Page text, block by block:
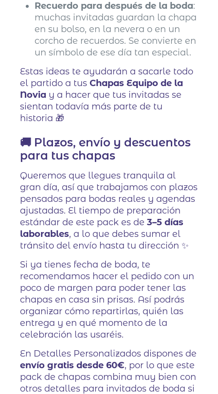
Recuerdo para después de la boda:
muchas invitadas guardan la chapa
en su bolso, en la nevera o en un
corcho de recuerdos. Se convierte en
un símbolo de ese día tan especial.
Estas ideas te ayudarán a sacarle todo
el partido a tusChapas Equipo de la
Novia y a hacer que tus invitadas se
sientan todavía más parte de tu
historia 🎁
🚚 Plazos, envío y descuentos
para tus chapas
Queremos que llegues tranquila al
gran día, así que trabajamos con plazos
pensados para bodas reales y agendas
ajustadas. El tiempo de preparación
estándar de este pack es de3–5 días
laborables, a lo que debes sumar el
tránsito del envío hasta tu dirección ✨
Si ya tienes fecha de boda, te
recomendamos hacer el pedido con un
poco de margen para poder tener las
chapas en casa sin prisas. Así podrás
organizar cómo repartirlas, quién las
entrega y en qué momento de la
celebración las usaréis.
En Detalles Personalizados dispones de
envío gratis desde 60€, por lo que este
pack de chapas combina muy bien con
otros detalles para invitados de boda si